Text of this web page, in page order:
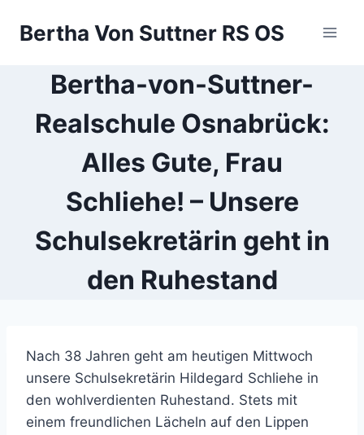
InhaltBertha Von Suttner RS OS
Bertha-von-Suttner-
Realschule Osnabrück:
Alles Gute, Frau
Schliehe! – Unsere
Schulsekretärin geht in
den Ruhestand
Nach 38 Jahren geht am heutigen Mittwoch
unsere Schulsekretärin Hildegard Schliehe in
den wohlverdienten Ruhestand. Stets mit
einem freundlichen Lächeln auf den Lippen